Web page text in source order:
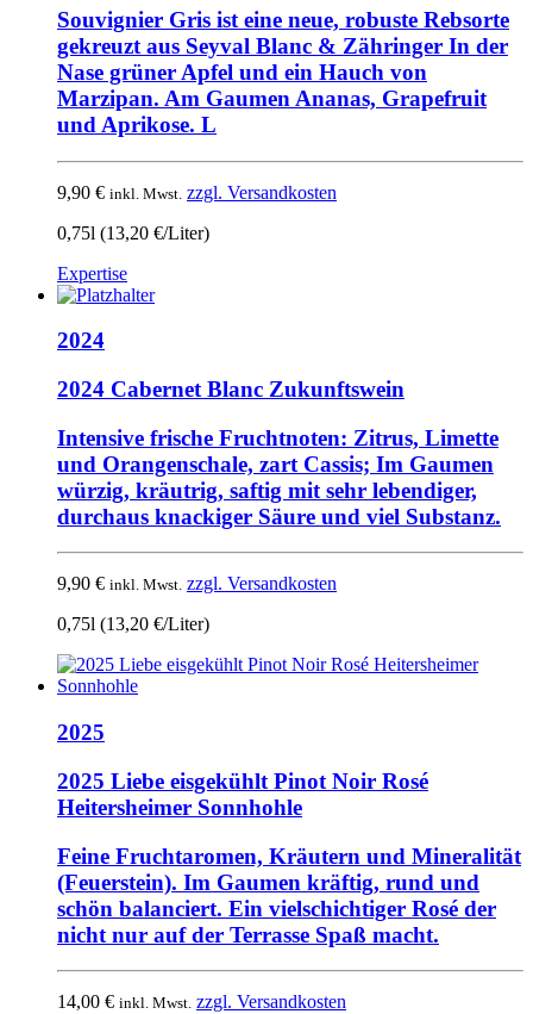
Souvignier Gris ist eine neue, robuste Rebsorte
gekreuzt aus Seyval Blanc & Zähringer In der
Nase grüner Apfel und ein Hauch von
Marzipan. Am Gaumen Ananas, Grapefruit
und Aprikose. L
9,90 € inkl. Mwst. zzgl. Versandkosten
0,75l (13,20 €/Liter)
Expertise
2024
2024 Cabernet Blanc Zukunftswein
Intensive frische Fruchtnoten: Zitrus, Limette
und Orangenschale, zart Cassis; Im Gaumen
würzig, kräutrig, saftig mit sehr lebendiger,
durchaus knackiger Säure und viel Substanz.
9,90 € inkl. Mwst. zzgl. Versandkosten
0,75l (13,20 €/Liter)
2025
2025 Liebe eisgekühlt Pinot Noir Rosé
Heitersheimer Sonnhohle
Feine Fruchtaromen, Kräutern und Mineralität
(Feuerstein). Im Gaumen kräftig, rund und
schön balanciert. Ein vielschichtiger Rosé der
nicht nur auf der Terrasse Spaß macht.
14,00 € inkl. Mwst. zzgl. Versandkosten